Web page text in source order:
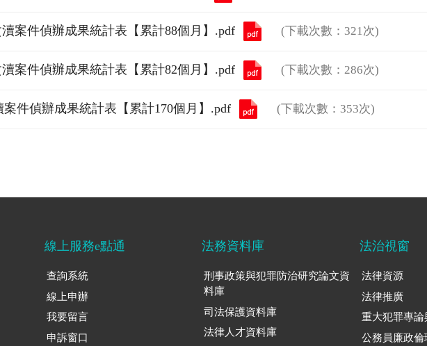
案件偵辦成果統計表【累計88個月】.pdf (下載次數：321次)
案件偵辦成果統計表【累計82個月】.pdf (下載次數：286次)
件偵辦成果統計表【累計170個月】.pdf (下載次數：353次)
線上服務e點通
查詢系統
線上申辦
我要留言
申訴窗口
法務資料庫
刑事政策與犯罪防治研究論文資
料庫
司法保護資料庫
法律人才資料庫
法治視窗
法律資源
法律推廣
重大犯罪專論
公務員廉政倫